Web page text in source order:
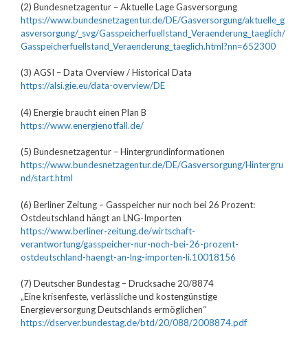
(2) Bundesnetzagentur – Aktuelle Lage Gasversorgung
https://www.bundesnetzagentur.de/DE/Gasversorgung/aktuelle_g
asversorgung/_svg/Gasspeicherfuellstand_Veraenderung_taeglich/
Gasspeicherfuellstand_Veraenderung_taeglich.html?nn=652300
(3) AGSI – Data Overview / Historical Data
https://alsi.gie.eu/data-overview/DE
(4) Energie braucht einen Plan B
https://www.energienotfall.de/
(5) Bundesnetzagentur – Hintergrundinformationen
https://www.bundesnetzagentur.de/DE/Gasversorgung/Hintergru
nd/start.html
(6) Berliner Zeitung – Gasspeicher nur noch bei 26 Prozent:
Ostdeutschland hängt an LNG-Importen
https://www.berliner-zeitung.de/wirtschaft-
verantwortung/gasspeicher-nur-noch-bei-26-prozent-
ostdeutschland-haengt-an-lng-importen-li.10018156
(7) Deutscher Bundestag – Drucksache 20/8874
„Eine krisenfeste, verlässliche und kostengünstige
Energieversorgung Deutschlands ermöglichen“
https://dserver.bundestag.de/btd/20/088/2008874.pdf